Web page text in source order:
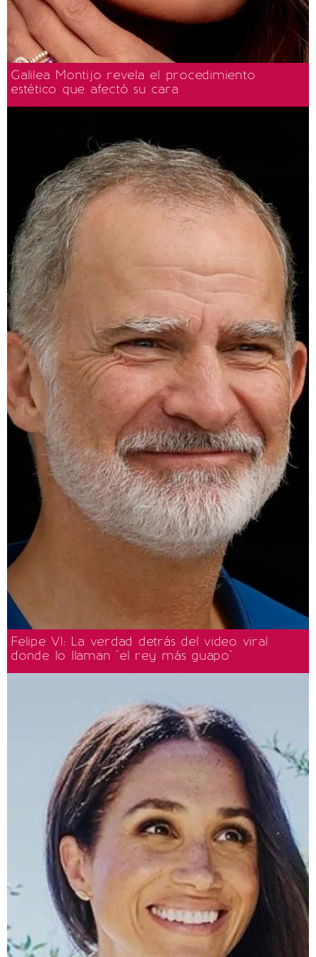
Galilea Montijo revela el procedimiento
estético que afectó su cara
Felipe VI: La verdad detrás del video viral
donde lo llaman "el rey más guapo"